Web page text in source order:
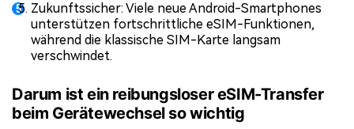
Zukunftssicher: Viele neue Android-Smartphones
unterstützen fortschrittliche eSIM-Funktionen,
während die klassische SIM-Karte langsam
verschwindet.
Darum ist ein reibungsloser eSIM-Transfer
beim Gerätewechsel so wichtig